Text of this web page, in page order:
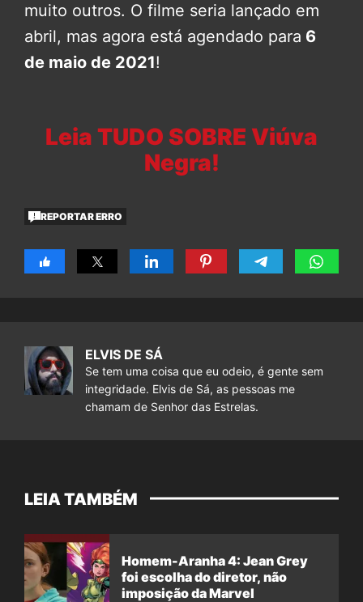
muito outros. O filme seria lançado em
abril, mas agora está agendado para 6
de maio de 2021!
Leia TUDO SOBRE Viúva
Negra!
REPORTAR ERRO
ELVIS DE SÁ
Se tem uma coisa que eu odeio, é gente sem
integridade. Elvis de Sá, as pessoas me
chamam de Senhor das Estrelas.
LEIA TAMBÉM
Homem-Aranha 4: Jean Grey
foi escolha do diretor, não
imposição da Marvel